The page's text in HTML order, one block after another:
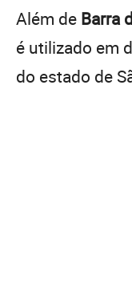
Além de Barra
é utilizado em
do estado de